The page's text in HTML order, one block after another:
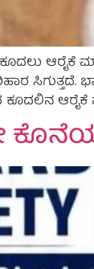
ಆರೈಕೆ
ಕೂದಲಿನ